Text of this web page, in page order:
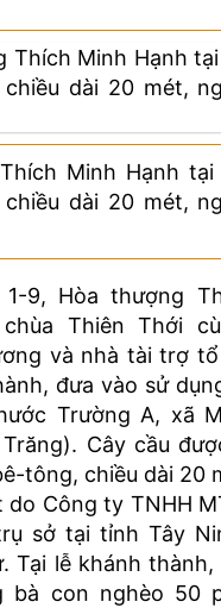
Minh Hạnh tại
dài 20 mét,
9, Hòa thượng
Thiên Thới
và nhà tài trợ
đưa vào sử
Trường A, xã
Cây cầu
tông, chiều dài 20
do Công ty TNHH
sở tại tỉnh Tây
Tại lễ khánh
bà con nghèo 50